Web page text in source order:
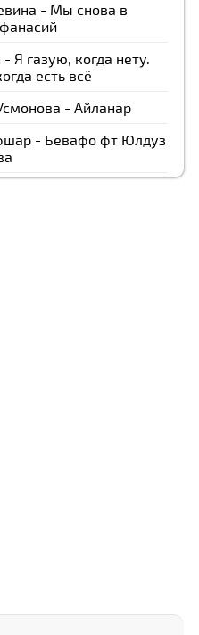
- Мы снова в
- Я газую, когда нету.
есть всё
- Айланар
- Бевафо фт Юлдуз